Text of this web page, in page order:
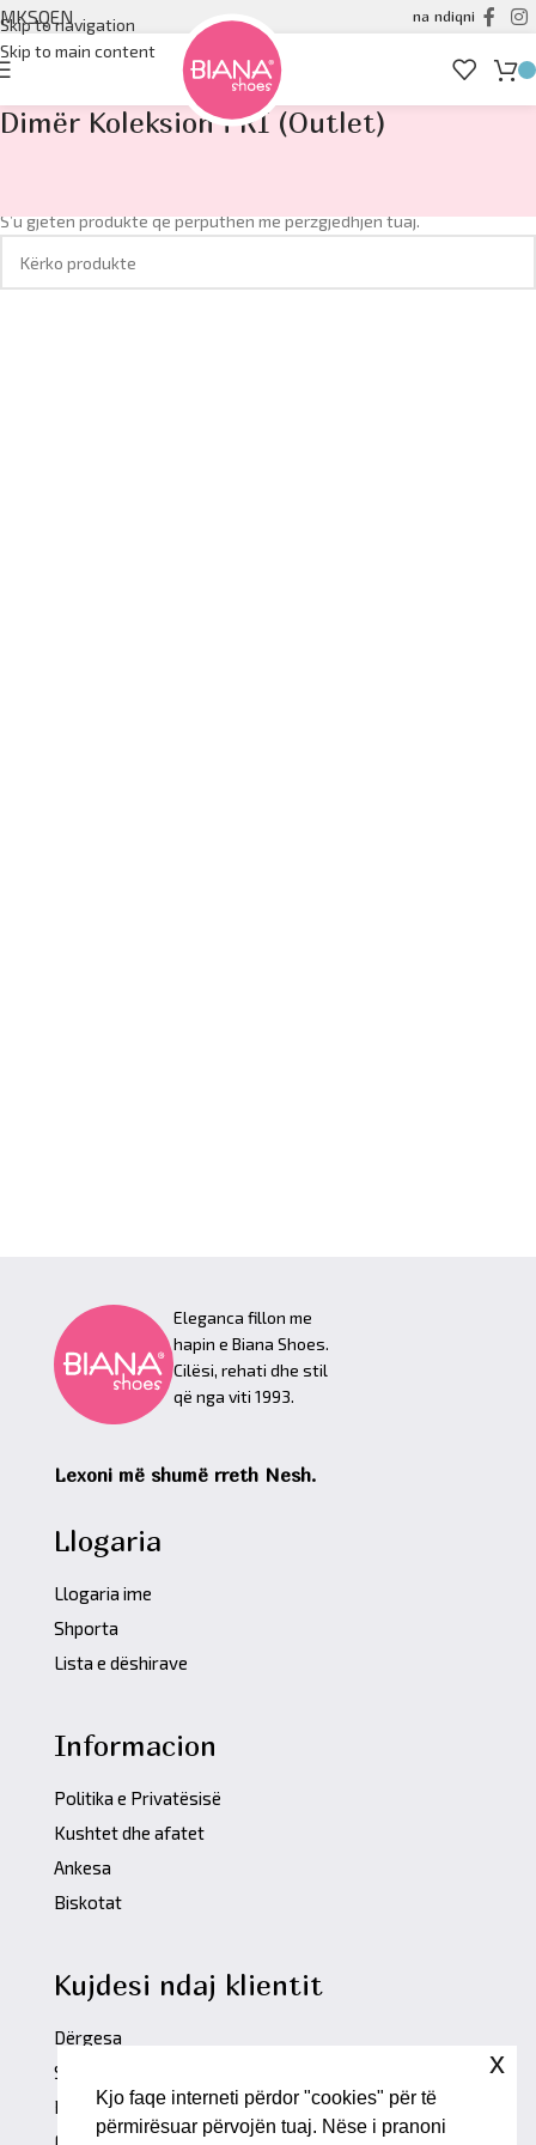
Skip to navigation
Skip to main content
MKSQEN na ndiqni
Dimër Koleksion i RI (Outlet)
S’u gjetën produkte që përputhen me përzgjedhjen tuaj.
Eleganca fillon me
hapin e Biana Shoes.
Cilësi, rehati dhe stil
që nga viti 1993.
Lexoni më shumë rreth Nesh.
Llogaria
Llogaria ime
Shporta
Lista e dëshirave
Informacion
Politika e Privatësisë
Kushtet dhe afatet
Ankesa
Biskotat
Kujdesi ndaj klientit
Dërgesa
Shkëmbime dhe kthime
Pyetje të shpeshta
Kjo faqe interneti përdor "cookies" për të
përmirësuar përvojën tuaj. Nëse i pranoni
x